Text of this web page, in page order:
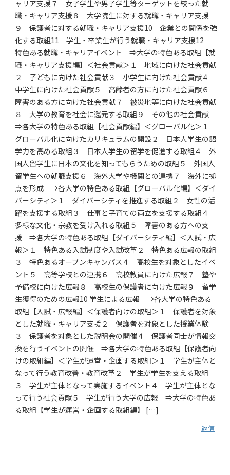
ャリア支援７ 女子学生や男子学生等ターゲットを絞った就
職・キャリア支援８ 大学院生に対する就職・キャリア支援
９ 保護者に対する就職・キャリア支援10 企業との関係を強
化する取組11 学生・卒業生が行う就職・キャリア支援12
特色ある就職・キャリアイベント ⇒大学の特色ある取組【就
職・キャリア支援編】＜社会貢献＞１ 地域に向けた社会貢献
２ 子どもに向けた社会貢献３ 小学生に向けた社会貢献４
中学生に向けた社会貢献５ 高齢者の方に向けた社会貢献６
障害のある方に向けた社会貢献７ 被災地等に向けた社会貢献
８ 大学の教育を社会に還元する取組９ その他の社会貢献
⇒各大学の特色ある取組【社会貢献編】＜グローバル化＞１
グローバル化に向けたカリキュラムの開設２ 日本人学生の語
学力を高める取組３ 日本人学生の留学を促進する取組４ 外
国人留学生に日本の文化を知ってもらうための取組５ 外国人
留学生への就職支援６ 海外大学や機関との連携７ 海外に拠
点を形成 ⇒各大学の特色ある取組【グローバル化編】＜ダイ
バーシティ＞１ ダイバーシティを推進する取組２ 女性の活
躍を支援する取組３ 仕事と子育ての両立を支援する取組４
多様な文化・宗教を受け入れる取組５ 障害のある方への支
援 ⇒各大学の特色ある取組【ダイバーシティ編】＜入試・広
報＞１ 特色ある入試制度や入試改革２ 特色ある広報の取組
３ 特色あるオープンキャンパス４ 高校生を対象としたイベ
ント５ 高等学校との連携６ 高校教員に向けた広報７ 塾や
予備校に向けた広報８ 高校生の保護者に向けた広報９ 留学
生獲得のための広報10 学生による広報 ⇒各大学の特色ある
取組【入試・広報編】＜保護者向けの取組＞１ 保護者を対象
とした就職・キャリア支援２ 保護者を対象とした授業体験
３ 保護者を対象とした説明会の開催４ 保護者同士が情報交
換を行うイベントの開催 ⇒各大学の特色ある取組【保護者向
けの取組編】＜学生が運営・企画する取組＞１ 学生が主体と
なって行う教育改善・教育改革２ 学生が学生を支える取組
３ 学生が主体となって実施するイベント４ 学生が主体とな
って行う社会貢献５ 学生が行う大学の広報 ⇒大学の特色あ
る取組【学生が運営・企画する取組編】 […]
返信